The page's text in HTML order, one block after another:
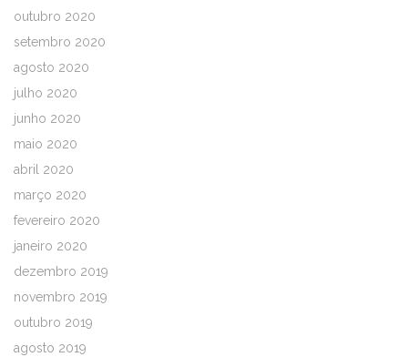
outubro 2020
setembro 2020
agosto 2020
julho 2020
junho 2020
maio 2020
abril 2020
março 2020
fevereiro 2020
janeiro 2020
dezembro 2019
novembro 2019
outubro 2019
agosto 2019